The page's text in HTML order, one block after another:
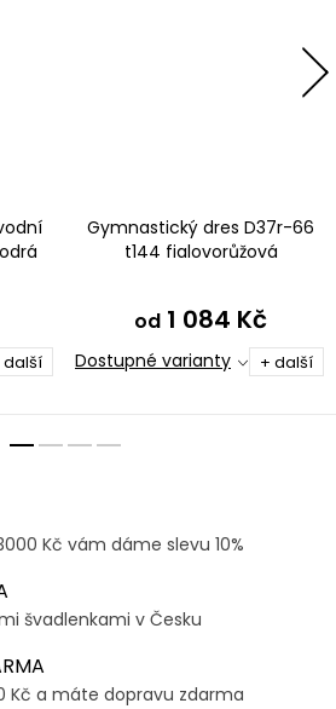
další
Gymnastický dres D37r-66
t144 fialovorůžová
od 1 084 Kč
Dostupné varianty + další
Kč vám dáme slevu 10%
švadlenkami v Česku
Kč a máte dopravu zdarma